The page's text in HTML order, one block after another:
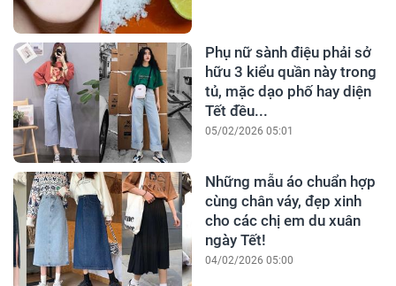
Phụ nữ sành điệu phải sở
hữu 3 kiểu quần này trong
tủ, mặc dạo phố hay diện
Tết đều...
05/02/2026 05:01
Những mẫu áo chuẩn hợp
cùng chân váy, đẹp xinh
cho các chị em du xuân
ngày Tết!
04/02/2026 05:00